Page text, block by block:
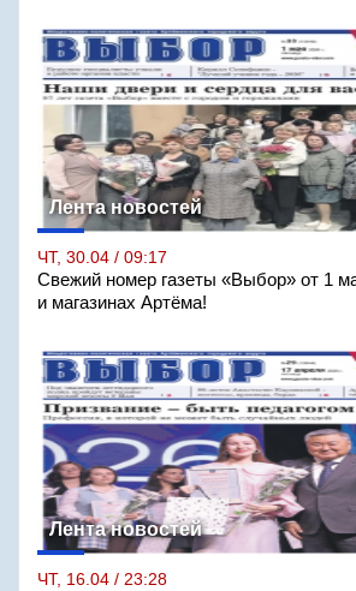
Лента новостей
ЧТ, 30.04 / 09:17
Свежий номер газеты «Выбор» от 1
и магазинах Артёма!
Лента новостей
ЧТ, 16.04 / 23:28